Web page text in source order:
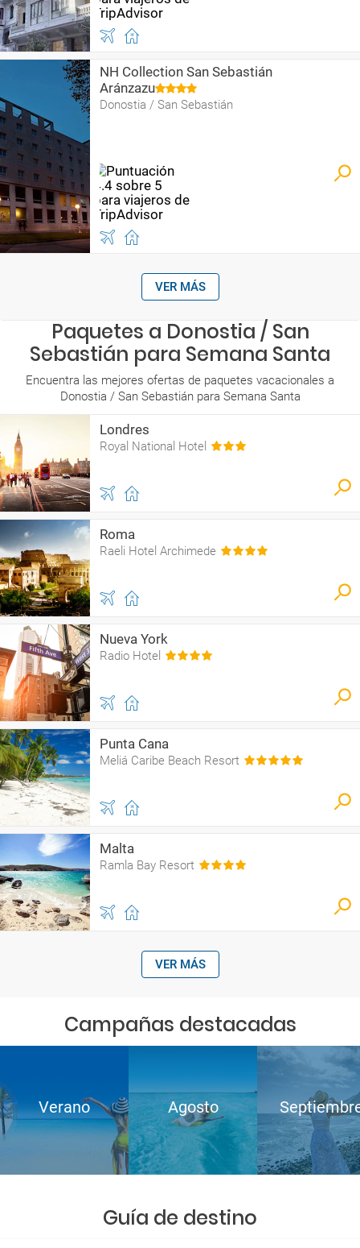
NH Collection San Sebastián
Aránzazu
Donostia / San Sebastián
VER MÁS
Paquetes a Donostia / San
Sebastián para Semana Santa
Encuentra las mejores ofertas de paquetes vacacionales a
Donostia / San Sebastián para Semana Santa
Londres
Royal National Hotel
Roma
Raeli Hotel Archimede
Nueva York
Radio Hotel
Punta Cana
Meliá Caribe Beach Resort
Malta
Ramla Bay Resort
VER MÁS
Campañas destacadas
Verano Agosto
Guía de destino